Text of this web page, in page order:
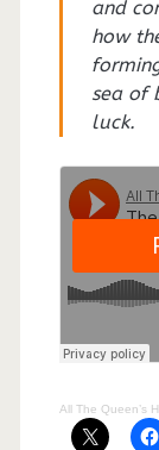
and
how
sea of
luck.
All The Queen’s